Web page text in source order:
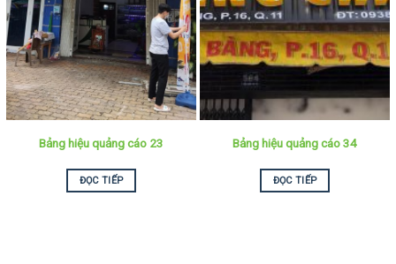
Bảng hiệu quảng cáo 23
ĐỌC TIẾP
Bảng hiệu quảng cáo 34
ĐỌC TIẾP